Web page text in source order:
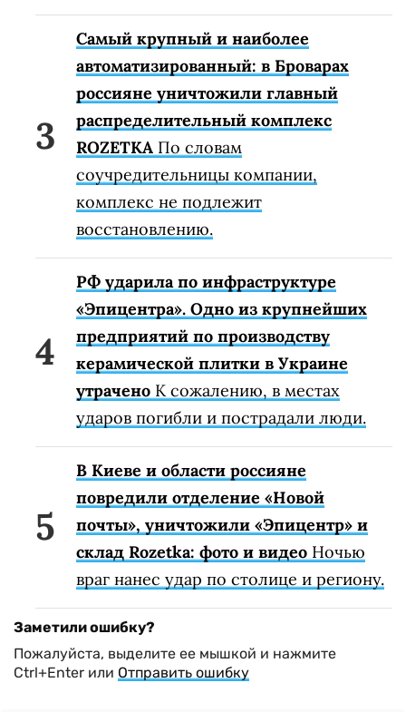
Самый крупный и наиболее
автоматизированный: в Броварах
россияне уничтожили главный
распределительный комплекс
ROZETKA По словам
соучредительницы компании,
комплекс не подлежит
восстановлению.
РФ ударила по инфраструктуре
«Эпицентра». Одно из крупнейших
предприятий по производству
керамической плитки в Украине
утрачено К сожалению, в местах
ударов погибли и пострадали люди.
В Киеве и области россияне
повредили отделение «Новой
почты», уничтожили «Эпицентр» и
склад Rozetka: фото и видео Ночью
враг нанес удар по столице и региону.
Заметили ошибку?
Пожалуйста, выделите ее мышкой и нажмите
Ctrl+Enter или Отправить ошибку